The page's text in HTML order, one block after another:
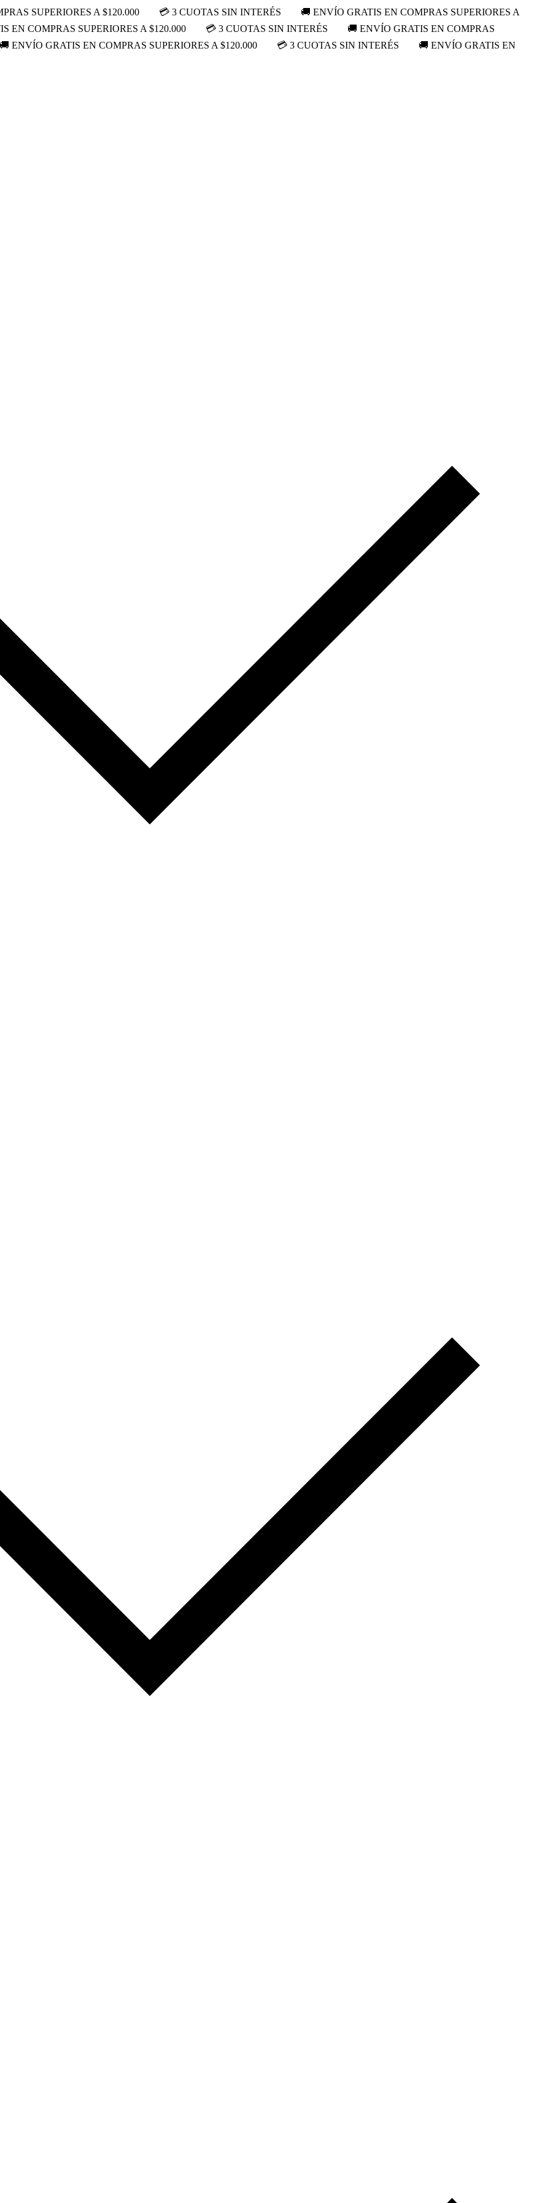
SUPERIORES A $120.000 💳 3 CUOTAS SIN INTERÉS
🚚 ENVÍO GRATIS EN COMPRAS SUPERIORES A
EN COMPRAS SUPERIORES A $120.000 💳 3 CUOTAS SIN INTERÉS
🚚 ENVÍO GRATIS EN COMPRAS
🚚 ENVÍO GRATIS EN COMPRAS SUPERIORES A $120.000 💳 3 CUOTAS SIN INTERÉS
🚚 ENVÍO GRATIS EN